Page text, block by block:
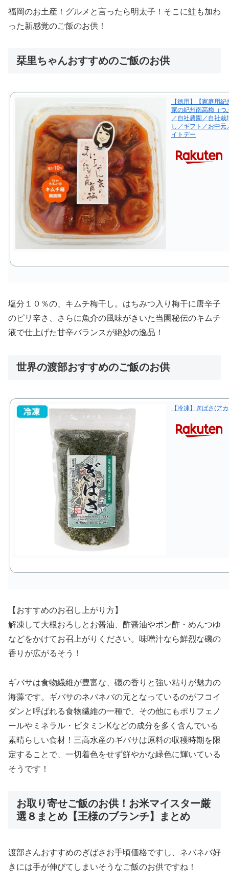
福岡のお土産！グルメと言ったら明太子！そこに鮭も加わ
った新感覚のご飯のお供！
栞里ちゃんおすすめのご飯のお供
【徳用】【家庭用
家の紀州南高梅（つ
／自社農園／自社
し／ギフト／お中
イトデー
塩分１０％の、キムチ梅干し。はちみつ入り梅干に唐辛子
のピリ辛さ、さらに魚介の風味がきいた当園秘伝のキムチ
液で仕上げた甘辛バランスが絶妙の逸品！
世界の渡部おすすめのご飯のお供
【冷凍】ぎばさ(ア
【おすすめのお召し上がり方】
解凍して大根おろしとお醤油、酢醤油やポン酢・めんつゆ
などをかけてお召上がりください。味噌汁なら鮮烈な磯の
香りが広がるそう！
ギバサは食物繊維が豊富な、磯の香りと強い粘りが魅力の
海藻です。ギバサのネバネバの元となっているのがフコイ
ダンと呼ばれる食物繊維の一種で、その他にもポリフェノ
ールやミネラル・ビタミンKなどの成分を多く含んでいる
素晴らしい食材！三高水産のギバサは原料の収穫時期を限
定することで、一切着色をせず鮮やかな緑色に輝いている
そうです！
お取り寄せご飯のお供！お米マイスター厳
選８まとめ【王様のブランチ】まとめ
渡部さんおすすめのぎばさお手頃価格ですし、ネバネバ好
きには手が伸びてしまいそうなご飯のお供ですね！